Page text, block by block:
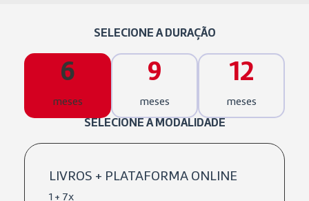
SELECIONE A DURAÇÃO
6
meses
9
meses
12
meses
SELECIONE A MODALIDADE
LIVROS + PLATAFORMA ONLINE
1 + 7x